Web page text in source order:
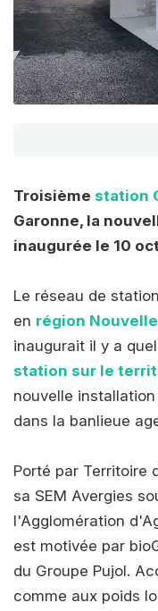
Troisième station
Garonne, la
inaugurée le 10
Le réseau de
en région
inaugurait il y a
station sur le
nouvelle
dans la banlieue
Porté par Territoire
sa SEM Avergies
l'Agglomération
est motivée par
du Groupe Pujol.
comme aux poids